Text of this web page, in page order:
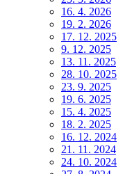
16. 4. 2026
19. 2. 2026
17. 12. 2025
9. 12. 2025
13. 11. 2025
28. 10. 2025
23. 9. 2025
19. 6. 2025
15. 4. 2025
18. 2. 2025
16. 12. 2024
21. 11. 2024
24. 10. 2024